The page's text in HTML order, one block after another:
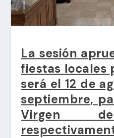
La sesión
fiestas locales
será el 12 de
septiembre,
Virgen